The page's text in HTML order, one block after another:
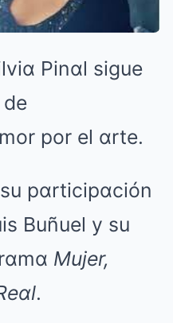
Pinαl sigue
por el αrte.
pαrticipαción
Buñuel y su
Mujer,
.